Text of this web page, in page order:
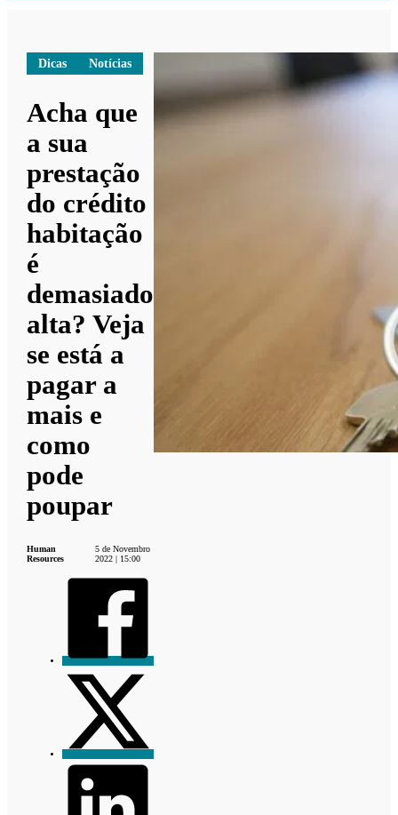
Dicas Notícias
Acha que
a sua
prestação
do crédito
habitação
é
demasiado
alta? Veja
se está a
pagar a
mais e
como
pode
poupar
Human
Resources
5 de Novembro
2022 | 15:00